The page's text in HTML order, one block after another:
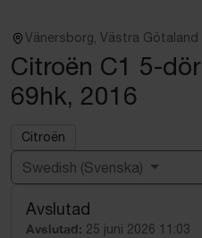
Vänersborg, Västra Götaland
Citroën C1 5-
69hk, 2016
Citroën
Swedish (Svenska)
Powered by
Avslutad
Avslutad: 25 juni 2026 11:03